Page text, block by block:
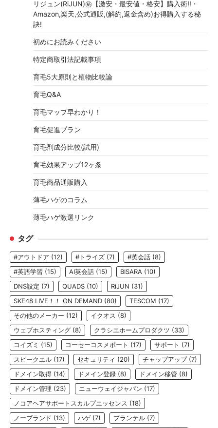
リジュン(RiJUN)㊙【激安・最安値・格安】購入術!!・
Amazon,楽天,公式通販,(解約,返金含め)お得購入する秘
訣!
初めにお読みください
特定商取引法記載事項
育毛5大原則と植物比較論
育毛Q&A
育毛マップ早わかり！
育毛促進プラン
育毛剤成分比較(試用)
育毛効果アップ12ヶ条
育毛商品通販購入
薄毛ハゲのコラム
薄毛ハゲ激選リンク
タグ
#アウトドア (12) #トライズ (7) #英会話 (8)
#英語学習 (15) AI英会話 (15) BISARA (10)
DNS設定 (7) QUADS (10) RiJUN (31)
SKE48 LIVE！！ ON DEMAND (80) TESCOM (17)
その他のメーカー (12) イクオス (8)
ウェブホスティング (8) クラシエホームプロダクツ (33)
コイズミ (15) コーセーコスメポート (17) サポート (7)
スピークエル (17) セキュリティ (20) チャップアップ(7)
ドメイン取得 (14) ドメイン登録 (8) ドメイン移管 (8)
ドメイン管理 (23) ニューウェイジャパン (17)
ノコアヘアサポートスカルプエッセンス (18)
ノーブランド (13) ハゲ (7) プランテル (7)